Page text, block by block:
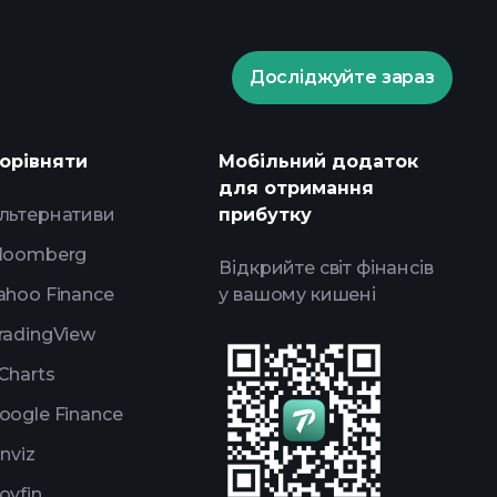
Playtrade Tournaments
ринкові аналітичні дані на базі
портфелями
Досліджуйте зараз
Finance
Finance
Мобільний додаток
для отримання
прибутку
Відкрийте світ фінансів
у вашому кишені